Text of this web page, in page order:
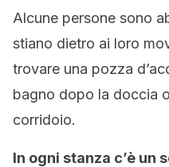
Alcune persone sono
stiano dietro ai loro
trovare una pozza
bagno dopo la doccia
corridoio.
In ogni stanza c’è un